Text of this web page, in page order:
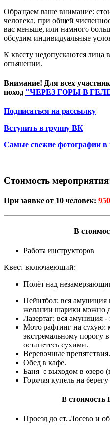
Обращаем ваше внимание:
человека, при общей
вас меньше, или намного
обсудим индивидуальные
К квесту недопускаются лица
опьянении.
Внимание! Для всех
поход "ЧЕРЕЗ ГОРЫ В
Подписаться на рассылку
Вступить в группу ВК
Самые свежие фотографии в
Стоимость
При заявке от 10 человек:
В
Работа инструкторов
Квест включаеющий:
Полёт над
Пейнтбол: вся
желании шарики можно
Лазертаг: вся амуниция -
Мото рафтинг на сухую:
экстремальному порогу
останетесь сухими.
Веревочные препятствия.
Обед в кафе.
Баня с выходом в озеро
Горячая купель на берегу
В стоимость
Проезд до ст. Лосево и